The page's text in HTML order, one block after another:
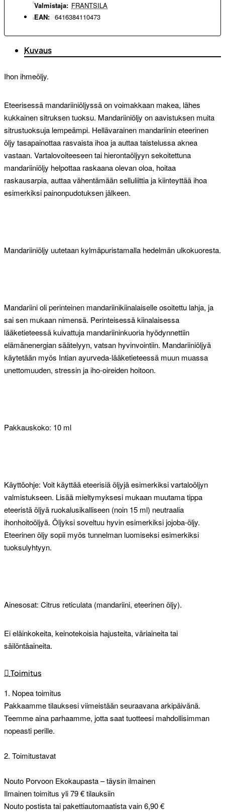
Valmistaja: FRANTSILA
EAN: 6416384110473
Kuvaus
Ihon ihmeöljy.
Eteerisessä mandariiniöljyssä on voimakkaan makea, lähes
kukkainen sitruksen tuoksu. Mandariiniöljy on aavistuksen muita
sitrustuoksuja lempeämpi. Hellävarainen mandariinin eteerinen
öljy tasapainottaa rasvaista ihoa ja auttaa taistelussa aknea
vastaan. Vartalovoiteeseen tai hierontaöljyyn sekoitettuna
mandariiniöljy helpottaa raskaana olevan oloa, hoitaa
raskausarpia, auttaa vähentämään selluliittia ja kiinteyttää ihoa
esimerkiksi painonpudotuksen jälkeen.
Mandariiniöljy uutetaan kylmäpuristamalla hedelmän ulkokuoresta.
Mandariini oli perinteinen mandariinikiinalaiselle osoitettu lahja, ja
sai sen mukaan nimensä. Perinteisessä kiinalaisessa
lääketieteessä kuivattuja mandariininkuoria hyödynnettiin
elämänenergian säätelyyn, vatsan hyvinvointiin. Mandariiniöljyä
käytetään myös Intian ayurveda-lääketieteessä muun muassa
unettomuuden, stressin ja iho-oireiden hoitoon.
Pakkauskoko: 10 ml
Käyttöohje: Voit käyttää eteerisiä öljyjä esimerkiksi vartaloöljyn
valmistukseen. Lisää mieltymyksesi mukaan muutama tippa
eteeristä öljyä ruokalusikalliseen (noin 15 ml) neutraalia
ihonhoitoöljyä. Öljyksi soveltuu hyvin esimerkiksi jojoba-öljy.
Eteerinen öljy sopii myös tunnelman luomiseksi esimerkiksi
tuoksulyhtyyn.
Ainesosat: Citrus reticulata (mandariini, eteerinen öljy).
Ei eläinkokeita, keinotekoisia hajusteita, väriaineita tai
säilöntäaineita.
Toimitus
1. Nopea toimitus
Pakkaamme tilauksesi viimeistään seuraavana arkipäivänä.
Teemme aina parhaamme, jotta saat tuotteesi mahdollisimman
nopeasti perille.
2. Toimitustavat
Nouto Porvoon Ekokaupasta – täysin ilmainen
Ilmainen toimitus yli 79 € tilauksiin
Nouto postista tai pakettiautomaatista vain 6,90 €